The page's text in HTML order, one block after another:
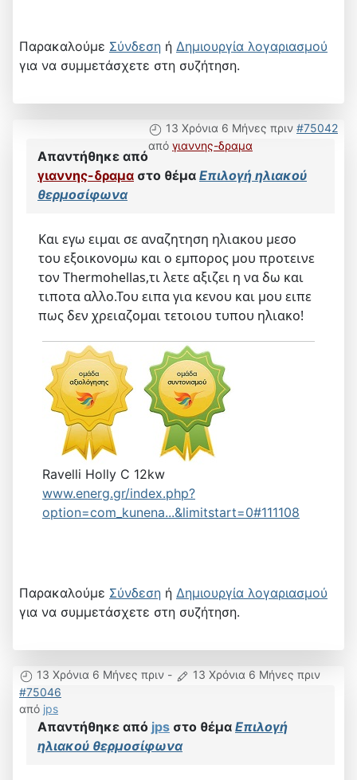
Παρακαλούμε Σύνδεση ή Δημιουργία λογαριασμού
για να συμμετάσχετε στη συζήτηση.
13 Χρόνια 6 Μήνες πριν #75042
από γιαννης-δραμα
Απαντήθηκε από
γιαννης-δραμα στο θέμα Επιλογή ηλιακού
θερμοσίφωνα
Και εγω ειμαι σε αναζητηση ηλιακου μεσο
του εξοικονομω και ο εμπορος μου προτεινε
τον Thermohellas,τι λετε αξιζει η να δω και
τιποτα αλλο.Του ειπα για κενου και μου ειπε
πως δεν χρειαζομαι τετοιου τυπου ηλιακο!
Ravelli Holly C 12kw
www.energ.gr/index.php?
option=com_kunena...&limitstart=0#111108
Παρακαλούμε Σύνδεση ή Δημιουργία λογαριασμού
για να συμμετάσχετε στη συζήτηση.
13 Χρόνια 6 Μήνες πριν -
13 Χρόνια 6 Μήνες πριν
#75046
από jps
Απαντήθηκε από jps στο θέμα Επιλογή
ηλιακού θερμοσίφωνα